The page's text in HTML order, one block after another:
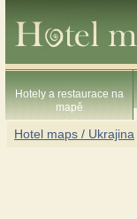
Hotely a restaurace na
mapě
Hotel maps / Ukrajina